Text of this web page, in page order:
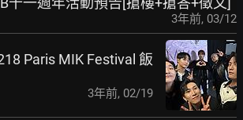
3年前, 03/12
Paris MIK Festival 飯
3年前, 02/19